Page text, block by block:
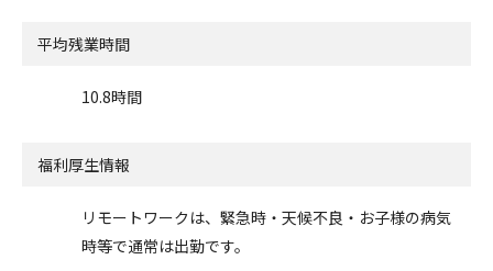
平均残業時間
10.8時間
福利厚生情報
リモートワークは、緊急時・天候不良・お子様の病気
時等で通常は出勤です。